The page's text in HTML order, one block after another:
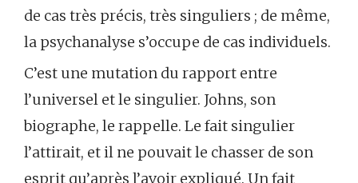
de cas très précis, très singuliers ; de même,
la psychanalyse s’occupe de cas individuels.
C’est une mutation du rapport entre
l’universel et le singulier. Johns, son
biographe, le rappelle. Le fait singulier
l’attirait, et il ne pouvait le chasser de son
esprit qu’après l’avoir expliqué. Un fait